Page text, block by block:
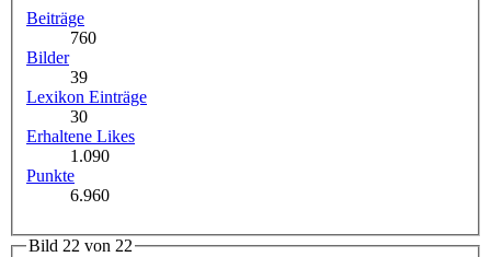
Beiträge
760
Bilder
39
Lexikon Einträge
30
Erhaltene Likes
1.090
Punkte
6.960
Bild 22 von 22